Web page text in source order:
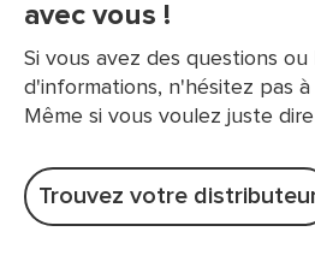
avec vous !
Si vous avez des questions ou
d'informations, n'hésitez pas
Même si vous voulez juste
Trouvez votre